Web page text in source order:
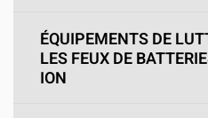
ÉQUIPEMENTS DE
LES FEUX DE
ION